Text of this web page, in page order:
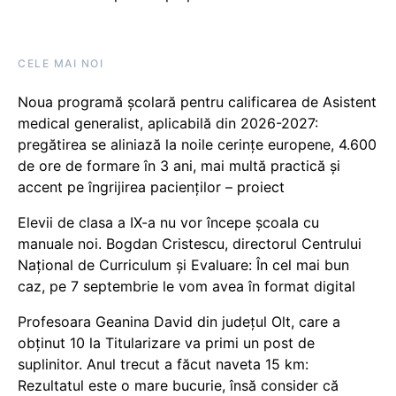
CELE MAI NOI
Noua programă școlară pentru calificarea de Asistent
medical generalist, aplicabilă din 2026-2027:
pregătirea se aliniază la noile cerințe europene, 4.600
de ore de formare în 3 ani, mai multă practică și
accent pe îngrijirea pacienților – proiect
Elevii de clasa a IX-a nu vor începe școala cu
manuale noi. Bogdan Cristescu, directorul Centrului
Național de Curriculum și Evaluare: În cel mai bun
caz, pe 7 septembrie le vom avea în format digital
Profesoara Geanina David din județul Olt, care a
obținut 10 la Titularizare va primi un post de
suplinitor. Anul trecut a făcut naveta 15 km:
Rezultatul este o mare bucurie, însă consider că